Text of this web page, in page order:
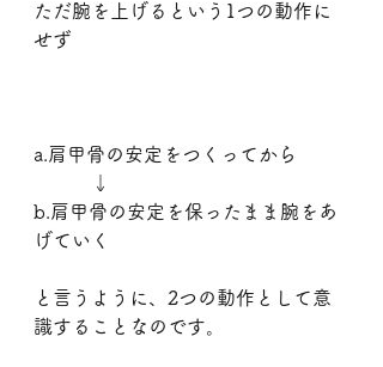
ただ腕を上げるという1つの動作に
せず
a.肩甲骨の安定をつくってから
↓
b.肩甲骨の安定を保ったまま腕をあ
げていく
と言うように、2つの動作として意
識することなのです。